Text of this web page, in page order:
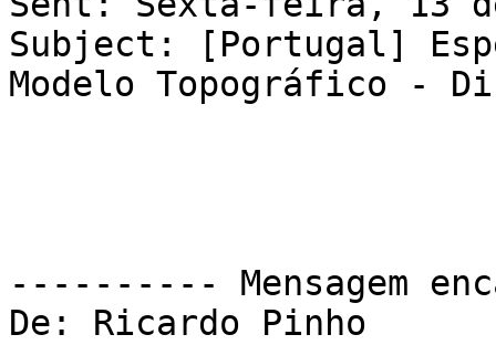
Subject: [Portugal]
Modelo Topográfico -
---------- Mensagem
De: Ricardo Pinho